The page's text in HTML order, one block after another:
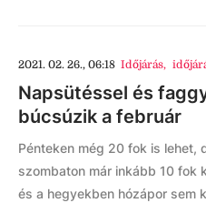
2021. 02. 26., 06:18 Időjárás,
Napsütéssel és
búcsúzik a február
Pénteken még 20 fok is lehet,
szombaton már inkább 10 fok
és a hegyekben hózápor sem